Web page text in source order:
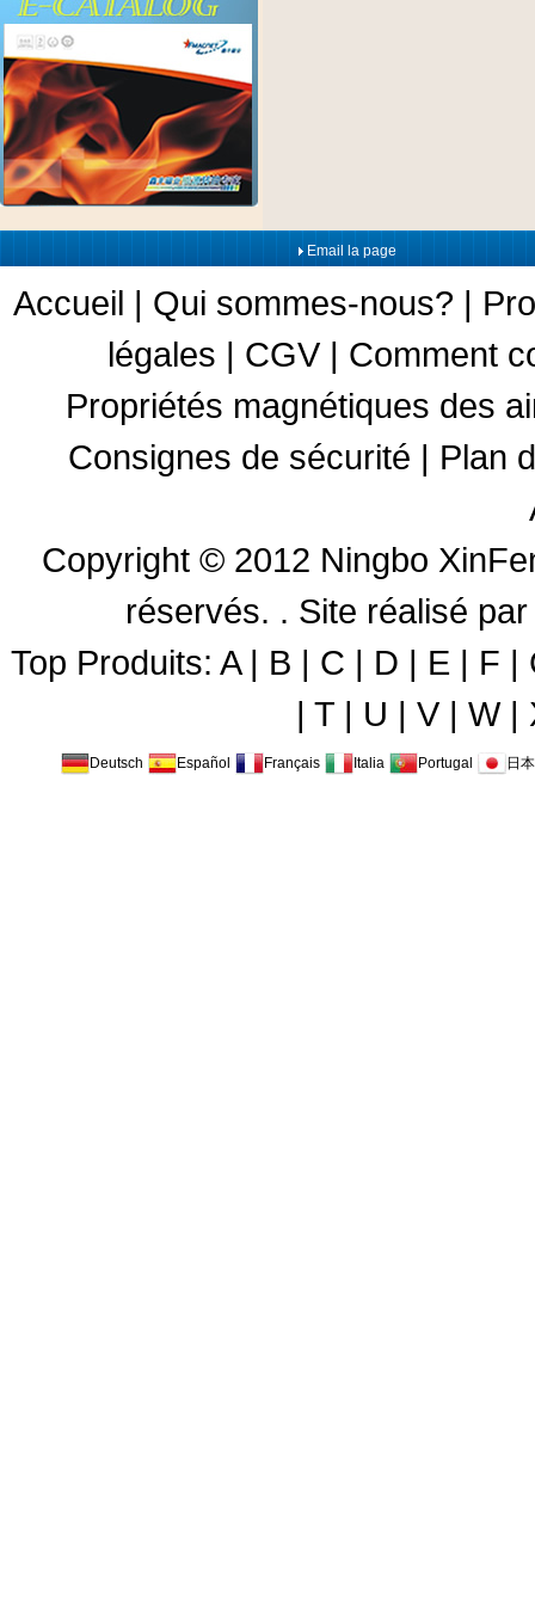
Email la page
Accueil | Qui sommes-nous? |
légales | CGV | Comment
Propriétés magnétiques des
Consignes de sécurité | Plan
Copyright © 2012 Ningbo
réservés. . Site réalisé
Top Produits: A| B | C | D | E | F |
| T| U | V| W|
Deutsch Español Français Italia Portugal 日